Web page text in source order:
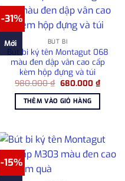
-31%
Mới BÚT BI
Bút bi ký tên Montagut 068
màu đen dập vân cao cấp
kèm hộp đựng và túi
980.000₫ Giá
là:
980.000 ₫.
680.000 ₫Giá
hiện
THÊM VÀO GIỎ HÀNG
-15%